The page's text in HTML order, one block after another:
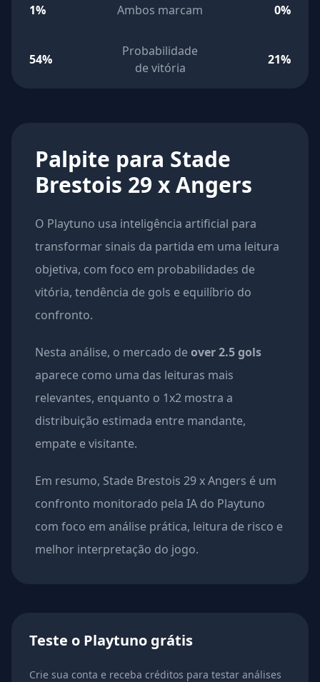
1% Ambos marcam 0%
54%
Probabilidade
de vitória
21%
Palpite para Stade
Brestois 29 x Angers
O Playtuno usa inteligência artificial para
transformar sinais da partida em uma leitura
objetiva, com foco em probabilidades de
vitória, tendência de gols e equilíbrio do
confronto.
Nesta análise, o mercado deover 2.5 gols
aparece como uma das leituras mais
relevantes, enquanto o 1x2 mostra a
distribuição estimada entre mandante,
empate e visitante.
Em resumo, Stade Brestois 29 x Angers é um
confronto monitorado pela IA do Playtuno
com foco em análise prática, leitura de risco e
melhor interpretação do jogo.
Teste o Playtuno grátis
Crie sua conta e receba créditos para testar análises